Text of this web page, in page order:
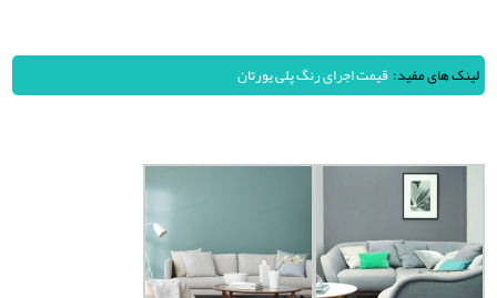
لینک های مفید: قیمت اجرای رنگ پلی یورتان